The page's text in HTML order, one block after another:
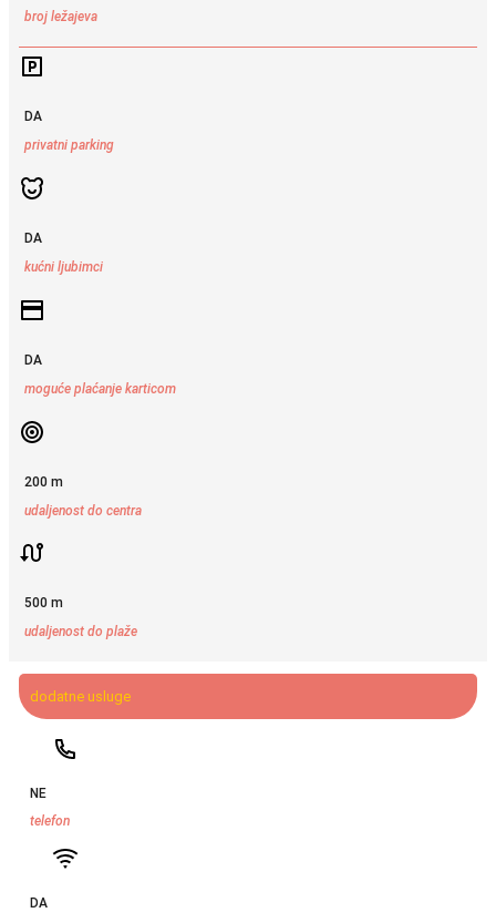
broj ležajeva
DA
privatni parking
DA
kućni ljubimci
DA
moguće plaćanje karticom
200 m
udaljenost do centra
500 m
udaljenost do plaže
dodatne usluge
NE
telefon
DA